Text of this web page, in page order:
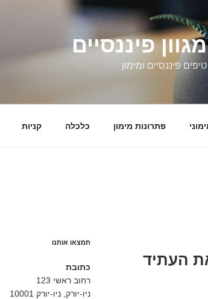
מגוון פיננסיים
טיפים פיננסיים ומימון
פתרונות מימון כלכלה קניות
העתיד
תמצאו אותנו
כתובת
רחוב ראשי 123
ניו-יורק, ניו-יורק 10001